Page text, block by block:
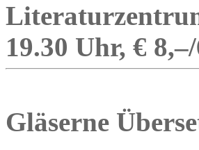
19.30 Uhr, €
Gläserne